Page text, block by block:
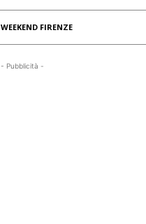
WEEKEND FIRENZE
- Pubblicità -